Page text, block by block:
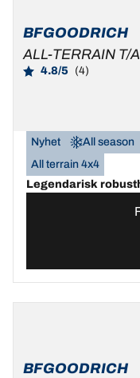
BFGOODRICH
ALL-TERRAIN T/
4.8/5 (4)
Nyhet All season
All terrain 4x4
Legendarisk
BFGOODRICH